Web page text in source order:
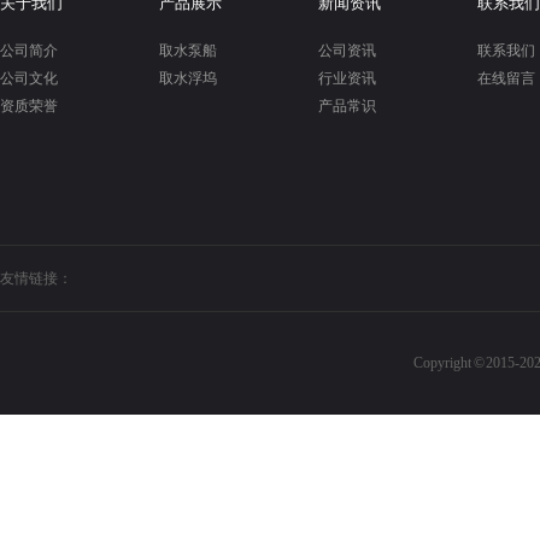
公司简介
公司文化
资质荣誉
取水泵船
取水浮坞
公司资讯
行业资讯
产品常识
联系我们
在线留言
友情链接：
Copyright © 2015-